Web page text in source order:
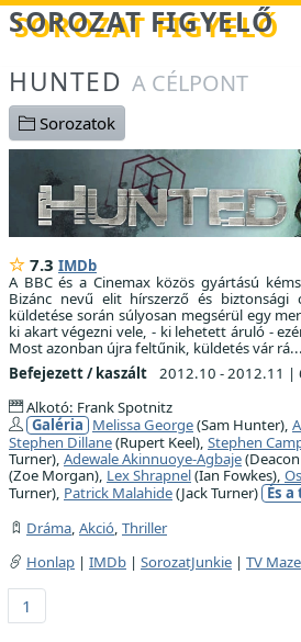
Betöltés...
SOROZAT FIGYELŐ
HUNTED A CÉLPONT
Sorozatok
7.3 IMDb
A BBC és a Cinemax közös gyártású
Bizánc nevű elit hírszerző és biztonsági
küldetése során súlyosan megsérül egy
ki akart végezni vele, - ki lehetett áruló -
Most azonban újra feltűnik, küldetés vár rá...
Befejezett / kaszált
2012.10 - 2012.11 |
Alkotó: Frank Spotnitz
Galéria Melissa George(Sam Hunter),
Stephen Dillane(Rupert Keel), Stephen
Turner), Adewale Akinnuoye-Agbaje
(Zoe Morgan), Lex Shrapnel(Ian Fowkes),
Turner), Patrick Malahide(Jack Turner) És
Dráma, Akció, Thriller
Honlap | IMDb | SorozatJunkie | TV Maze
1